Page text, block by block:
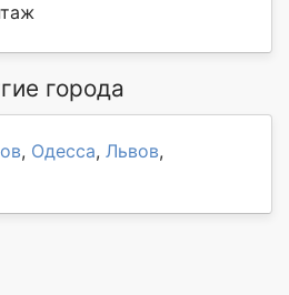
города
, Одесса, Львов,